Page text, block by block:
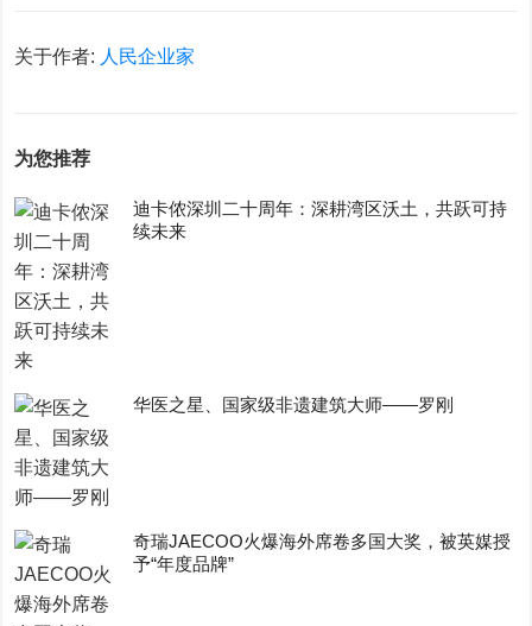
关于作者: 人民企业家
为您推荐
迪卡侬深圳二十周年：深耕湾区沃土，共跃可持
续未来
华医之星、国家级非遗建筑大师——罗刚
奇瑞JAECOO火爆海外席卷多国大奖，被英媒授
予“年度品牌”